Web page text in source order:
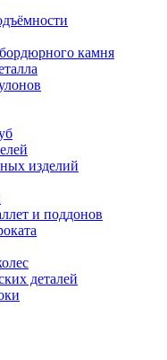
камня
изделий
и поддонов
деталей